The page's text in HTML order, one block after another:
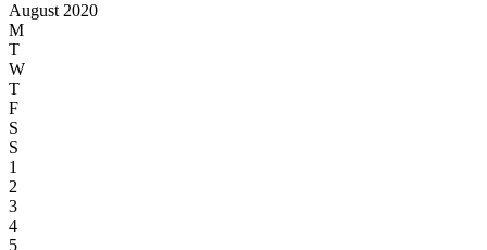
August 2020
M
T
W
T
F
S
S
1
2
3
4
5